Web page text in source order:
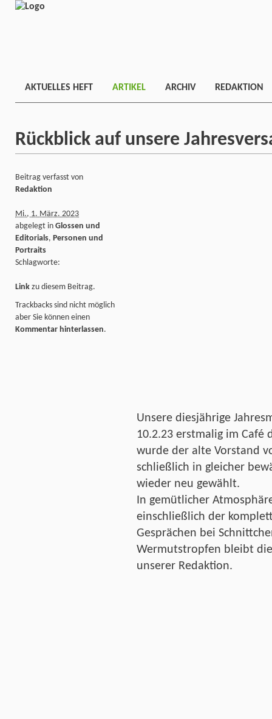
AKTUELLES HEFT ARTIKEL ARCHIV REDAKTION
Rückblick auf unsere
Unsere diesjährige
10.2.23 erstmalig im Café
wurde der alte Vorstand
schließlich in gleicher
wieder neu gewählt.
In gemütlicher
einschließlich der
Gesprächen bei
Wermutstropfen bleibt
unserer Redaktion.
Beitrag verfasst von
Redaktion
Mi., 1. März. 2023
abgelegt in Glossen und
Editorials, Personen und
Portraits
Schlagworte:
Link zu diesem Beitrag.
Trackbacks sind nicht möglich
aber Sie können einen
Kommentar hinterlassen.